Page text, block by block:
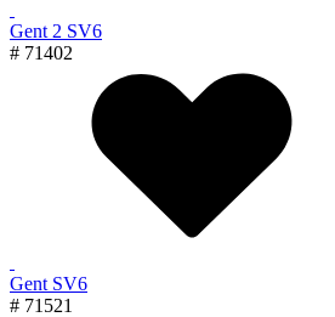
Gent 2 SV6
# 71402
Gent SV6
# 71521